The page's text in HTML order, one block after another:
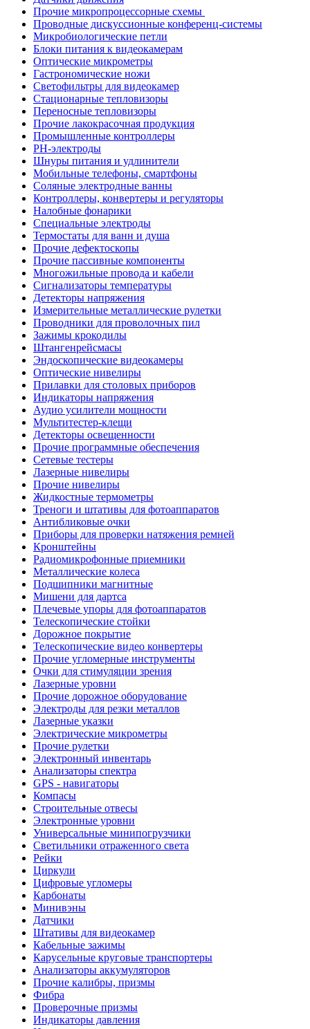
Прочие микропроцессорные схемы
Проводные дискуссионные конференц-системы
Микробиологические петли
Блоки питания к видеокамерам
Оптические микрометры
Гастрономические ножи
Светофильтры для видеокамер
Стационарные тепловизоры
Переносные тепловизоры
Прочие лакокрасочная продукция
Промышленные контроллеры
PH-электроды
Шнуры питания и удлинители
Мобильные телефоны, смартфоны
Соляные электродные ванны
Контроллеры, конвертеры и регуляторы
Налобные фонарики
Специальные электроды
Термостаты для ванн и душа
Прочие дефектоскопы
Прочие пассивные компоненты
Многожильные провода и кабели
Сигнализаторы температуры
Детекторы напряжения
Измерительные металлические рулетки
Проводники для проволочных пил
Зажимы крокодилы
Штангенрейсмасы
Эндоскопические видеокамеры
Оптические нивелиры
Прилавки для столовых приборов
Индикаторы напряжения
Аудио усилители мощности
Мультитестер-клещи
Детекторы освещенности
Прочие программные обеспечения
Сетевые тестеры
Лазерные нивелиры
Прочие нивелиры
Жидкостные термометры
Треноги и штативы для фотоаппаратов
Антибликовые очки
Приборы для проверки натяжения ремней
Кронштейны
Радиомикрофонные приемники
Металлические колеса
Подшипники магнитные
Мишени для дартса
Плечевые упоры для фотоаппаратов
Телескопические стойки
Дорожное покрытие
Телескопические видео конвертеры
Прочие угломерные инструменты
Очки для стимуляции зрения
Лазерные уровни
Прочие дорожное оборудование
Электроды для резки металлов
Лазерные указки
Электрические микрометры
Прочие рулетки
Электронный инвентарь
Анализаторы спектра
GPS - навигаторы
Компасы
Строительные отвесы
Электронные уровни
Универсальные минипогрузчики
Светильники отраженного света
Рейки
Циркули
Цифровые угломеры
Карбонаты
Минивэны
Датчики
Штативы для видеокамер
Кабельные зажимы
Карусельные круговые транспортеры
Анализаторы аккумуляторов
Прочие калибры, призмы
Фибра
Проверочные призмы
Индикаторы давления